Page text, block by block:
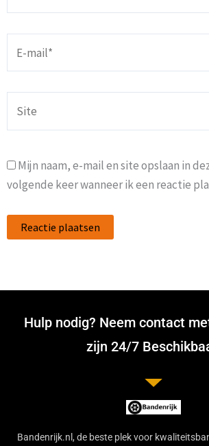
mail*
Mijn naam, e-mail en site opslaan in
volgende keer wanneer ik een reactie
Hulp nodig? Neem contact
zijn 24/7
Bandenrijk.nl, de beste plek voor